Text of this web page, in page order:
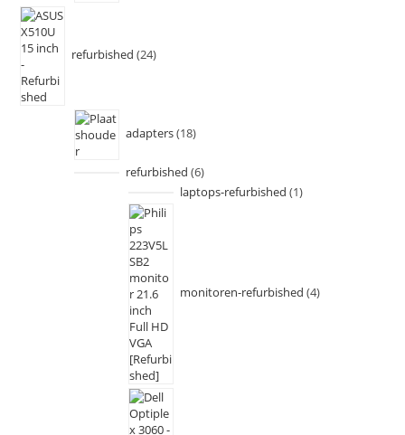
refurbished 24
adapters 18
refurbished 6
laptops-refurbished 1
monitoren-refurbished 4